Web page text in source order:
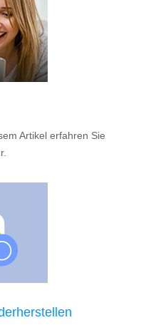
Artikel erfahren Sie